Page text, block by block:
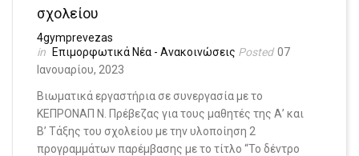
σχολείου
4gymprevezas
ΕπιμορφωτικάΝέα - Ανακοινώσεις
07
Ιανουαρίου, 2023
Βιωματικά εργαστήρια σε συνεργασία με το
ΚΕΠΡΟΝΑΠ Ν. Πρέβεζας για τους μαθητές της Α’ και
Β’ Τάξης του σχολείου με την υλοποίηση 2
προγραμμάτων παρέμβασης με το τίτλο “Το δέντρο